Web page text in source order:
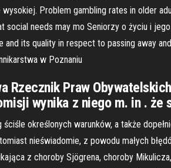
Problem gambling rates in older
social needs may mo Seniorzy o życiu i
its quality in respect to passing away
w Poznaniu
Rzecznik Praw
wynika z niego m. in . że
określonych warunków, a także
nieświadomie, z powodu małych
z choroby Sjögrena, choroby